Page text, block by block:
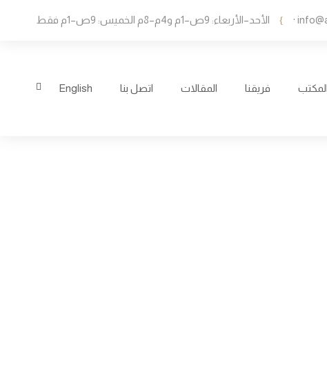
· الأحد–الأربعاء: 9ص–1م و4م–8م الخميس: 9ص–1م فقط
فريقنا المقالات اتصل بنا English